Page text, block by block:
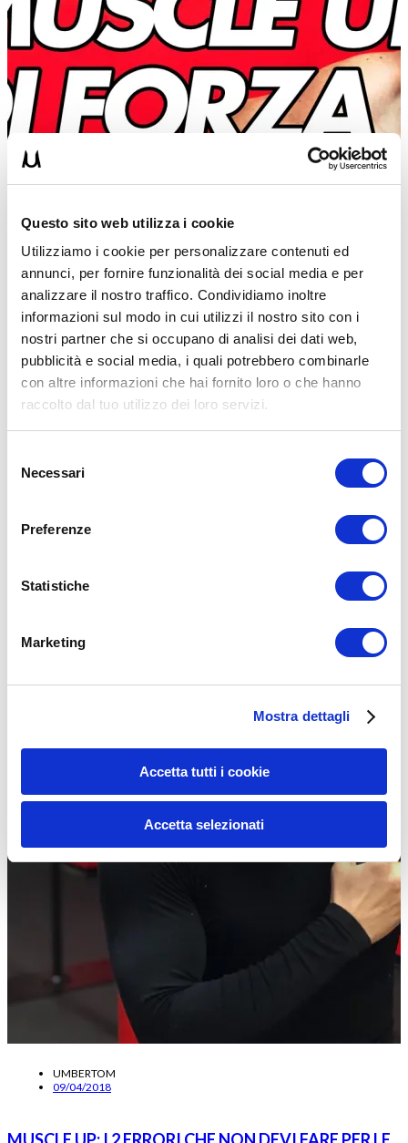
Questo sito web utilizza i cookie
Utilizziamo i cookie per personalizzare contenuti ed
annunci, per fornire funzionalità dei social media e per
analizzare il nostro traffico. Condividiamo inoltre
informazioni sul modo in cui utilizzi il nostro sito con i
nostri partner che si occupano di analisi dei dati web,
pubblicità e social media, i quali potrebbero combinarle
con altre informazioni che hai fornito loro o che hanno
raccolto dal tuo utilizzo dei loro servizi.
delNecessari
Preferenze
Statistiche
Marketing
Mostra dettagli
Accetta tutti i cookie
Accetta selezionati
UMBERTOM
MUSCLE UP DI FORZA – LENTO: LA GUIDA PIÙ
Il Muscle Up di Forza è senza ombra di tutto un’ottima espressione
di forza per chi pratica allenamento a corpo…
UMBERTOM
09/04/2018